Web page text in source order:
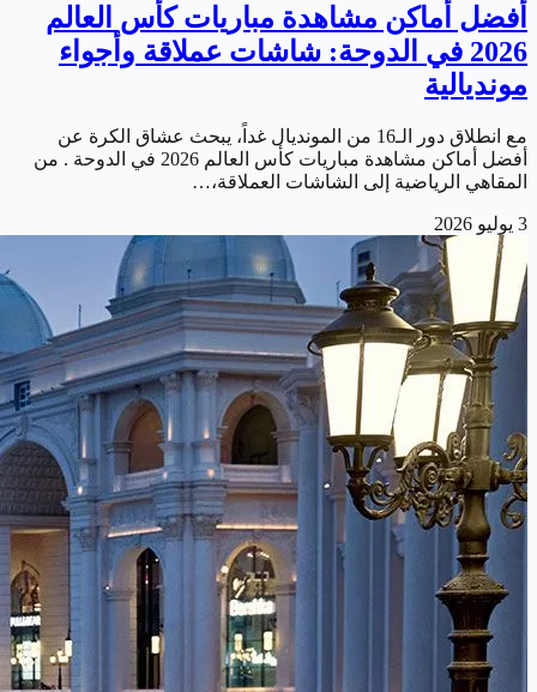
أفضل أماكن مشاهدة مباريات كأس العالم
2026 في الدوحة: شاشات عملاقة وأجواء
مونديالية
مع انطلاق دور الـ16 من المونديال غداً، يبحث عشاق الكرة عن
أفضل أماكن مشاهدة مباريات كأس العالم 2026 في الدوحة . من
المقاهي الرياضية إلى الشاشات العملاقة،…
3 يوليو 2026